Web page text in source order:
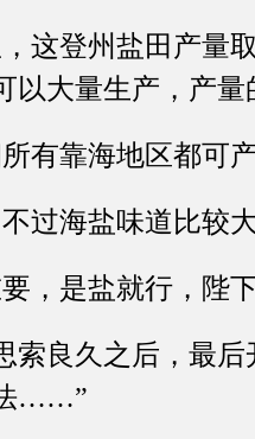
登州盐田产量取
以大量生产，产
靠海地区都可
海盐味道比较大
，是盐就行，陛
良久之后，最后
……”